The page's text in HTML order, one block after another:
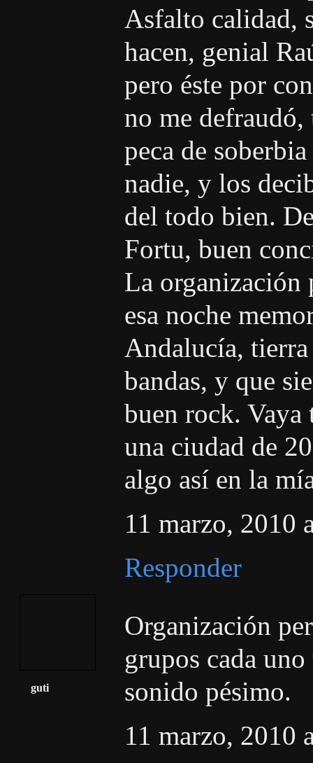
Asfalto calidad,
hacen, genial
pero éste por
no me
peca de
nadie, y los
del todo bien.
Fortu, buen
La organización
esa noche
Andalucía, tierra
bandas, y que
buen rock. Vaya
una ciudad de
algo así en la
11 marzo, 2010
Responder
guti
Organización
grupos cada
sonido pésimo.
11 marzo, 2010